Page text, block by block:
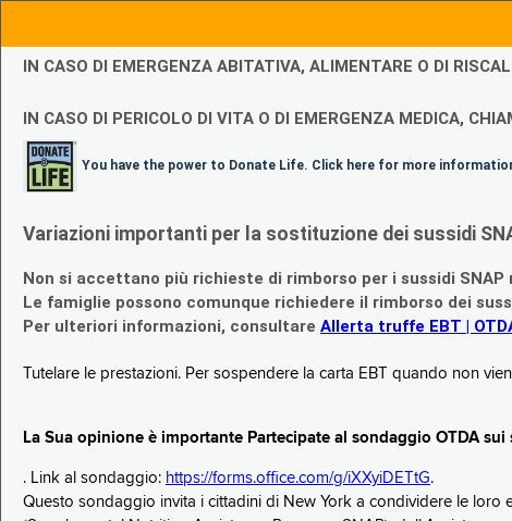
IN CASO DI EMERGENZA ABITATIVA, ALIMENTARE O DI
IN CASO DI PERICOLO DI VITA O DI EMERGENZA MEDICA,
You have the power to Donate Life. Click here for more
Variazioni importanti per la sostituzione dei sussidi
Non si accettano più richieste di rimborso per i sussidi SNAP
Le famiglie possono comunque richiedere il rimborso dei
Per ulteriori informazioni, consultare Allerta truffe EBT |
Tutelare le prestazioni. Per sospendere la carta EBT quando non
La Sua opinione è importante Partecipate al sondaggio OTDA
. Link al sondaggio: https://forms.office.com/g/iXXyiDETtG.
Questo sondaggio invita i cittadini di New York a condividere le loro